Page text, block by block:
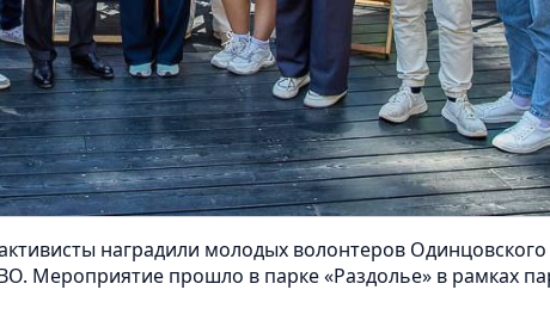
наградили молодых волонтеров Одинцовского
Мероприятие прошло в парке «Раздолье» в рамках